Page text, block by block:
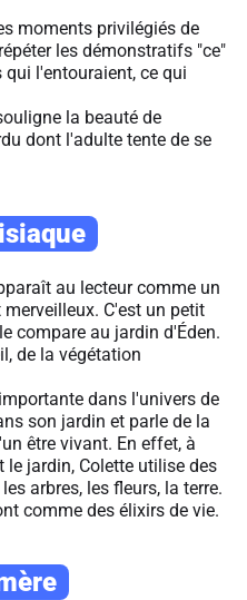
moments privilégiés de
les démonstratifs "ce"
l'entouraient, ce qui
la beauté de
dont l'adulte tente de se
au lecteur comme un
C'est un petit
compare au jardin d'Éden.
de la végétation
dans l'univers de
son jardin et parle de la
être vivant. En effet, à
le jardin, Colette utilise des
arbres, les fleurs, la terre.
comme des élixirs de vie.